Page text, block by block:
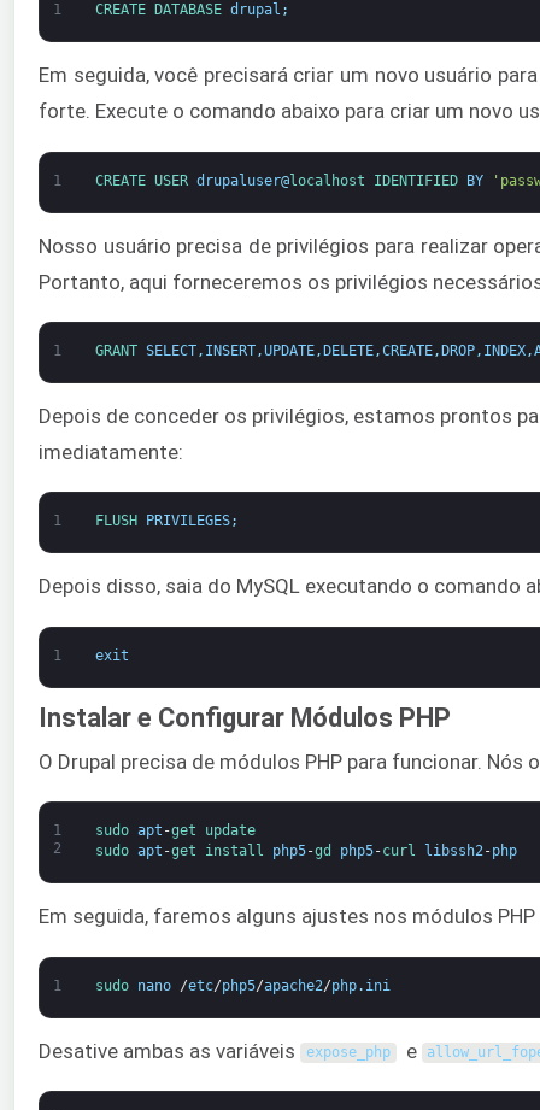
1 CREATE DATABASE drupal ;
Em seguida, você precisará criar um novo usuário
forte. Execute o comando abaixo para criar um novo
1 CREATE USER drupaluser@localhost IDENTIFIED BY
Nosso usuário precisa de privilégios para realizar
Portanto, aqui forneceremos os privilégios
1 GRANT SELECT, INSERT,UPDATE, DELETE,CREATE, DROP, INDEX,
Depois de conceder os privilégios, estamos prontos
imediatamente:
1 FLUSH PRIVILEGES;
Depois disso, saia do MySQL executando o comando
1 exit
Instalar e Configurar Módulos PHP
O Drupal precisa de módulos PHP para funcionar.
1
2
sudo apt -get
update
sudo apt -get install php5-gd php5-curl libssh2-php
Em seguida, faremos alguns ajustes nos módulos
1 sudo nano /etc/php5/apache2/php. ini
Desative ambas as variáveis expose_php e